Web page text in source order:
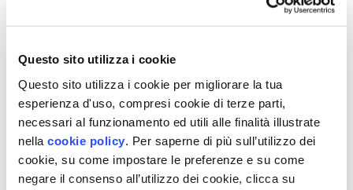
Questo sito utilizza i cookie
Questo sito utilizza i cookie per migliorare la tua
esperienza d'uso, compresi cookie di terze parti,
necessari al funzionamento ed utili alle finalità illustrate
nella cookie policy . Per saperne di più sull’utilizzo dei
cookie, su come impostare le preferenze e su come
negare il consenso all’utilizzo dei cookie, clicca su
Sensor zur Radon-Überwachung
In Kombination mit dem KWL zur genauen Überwachung
der Radongaskonzentration in einer geschlossenen
Umgebung
Weitere Informationen